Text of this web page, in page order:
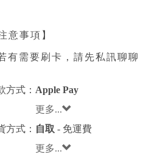
意事項】
有需要刷卡，請先私訊聊聊
方式： Apple Pay
更多...
方式： 自取 - 免運費
更多...